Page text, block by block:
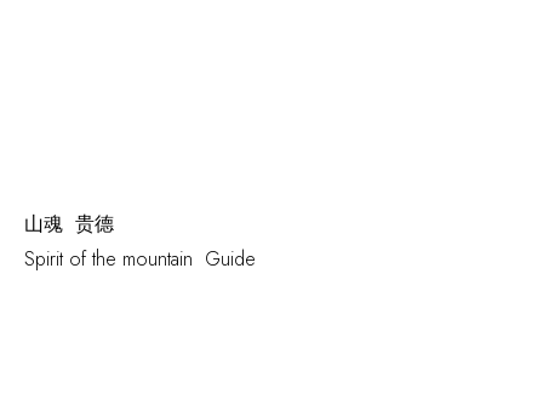
山魂 贵德
Spirit of the mountain Guide